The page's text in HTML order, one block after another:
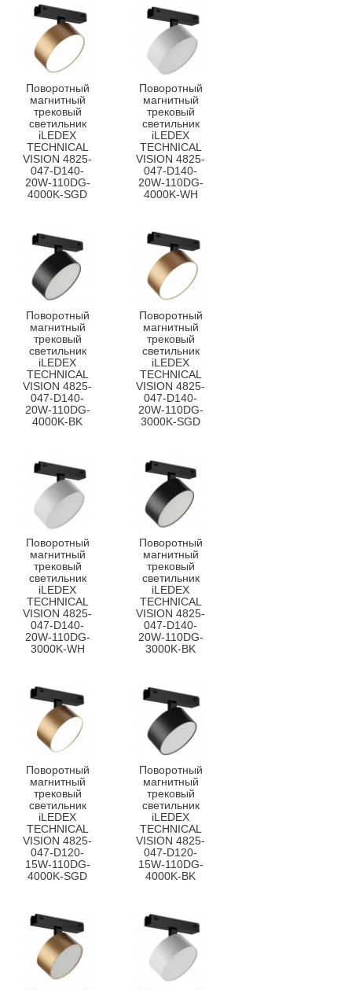
Поворотный
магнитный
трековый
светильник
iLEDEX
TECHNICAL
VISION 4825-
047-D140-
20W-110DG-
4000K-SGD
Поворотный
магнитный
трековый
светильник
iLEDEX
TECHNICAL
VISION 4825-
047-D140-
20W-110DG-
4000K-WH
Поворотный
магнитный
трековый
светильник
iLEDEX
TECHNICAL
VISION 4825-
047-D140-
20W-110DG-
4000K-BK
Поворотный
магнитный
трековый
светильник
iLEDEX
TECHNICAL
VISION 4825-
047-D140-
20W-110DG-
3000K-SGD
Поворотный
магнитный
трековый
светильник
iLEDEX
TECHNICAL
VISION 4825-
047-D140-
20W-110DG-
3000K-WH
Поворотный
магнитный
трековый
светильник
iLEDEX
TECHNICAL
VISION 4825-
047-D140-
20W-110DG-
3000K-BK
Поворотный
магнитный
трековый
светильник
iLEDEX
TECHNICAL
VISION 4825-
047-D120-
15W-110DG-
4000K-SGD
Поворотный
магнитный
трековый
светильник
iLEDEX
TECHNICAL
VISION 4825-
047-D120-
15W-110DG-
4000K-BK